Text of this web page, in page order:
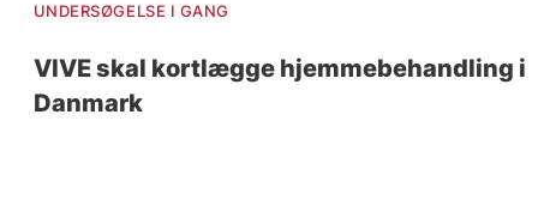
UNDERSØGELSE I GANG
VIVE skal kortlægge hjemmebehandling i
Danmark